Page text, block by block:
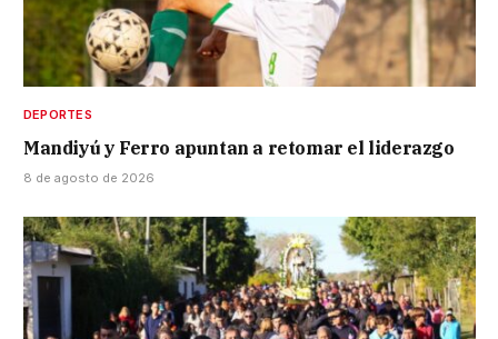
DEPORTES
Mandiyú y Ferro apuntan a retomar el liderazgo
8 de agosto de 2026